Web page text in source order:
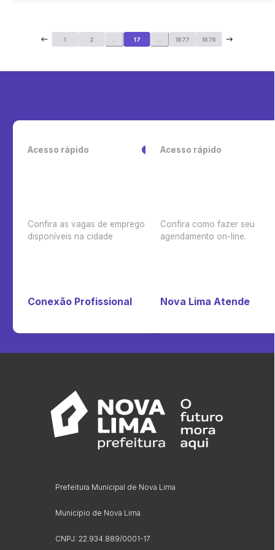
1 2 17 1877 1878
Acesso rápido
Confira as vagas de emprego
disponíveis na cidade
Conexão Profissional
Acesso rápido
Confira como fazer seu
agendamento on-line.
Nova Lima Atende
Prefeitura Municipal de Nova Lima
Município de Nova Lima
CNPJ: 22.934.889/0001-17